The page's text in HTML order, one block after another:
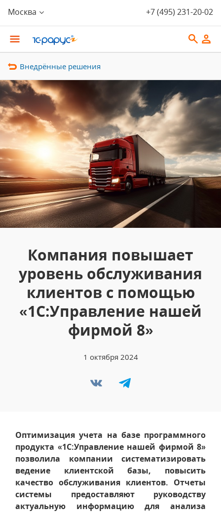
Москва +7 (495) 231-20-02
Внедрённые решения
1 октября 2024
Компания повышает
уровень обслуживания
клиентов с помощью
«1С:Управление нашей
фирмой 8»
Оптимизация учета на базе программного
продукта «1С:Управление нашей фирмой 8»
позволила компании систематизировать
ведение клиентской базы, повысить
качество обслуживания клиентов. Отчеты
системы предоставляют руководству
актуальную информацию для анализа